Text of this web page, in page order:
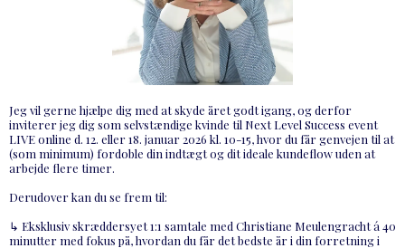
Jeg vil gerne hjælpe dig med at skyde året godt igang, og derfor
inviterer jeg dig som selvstændige kvinde til Next Level Success event
LIVE online d. 12. eller 18. januar 2026 kl. 10-15, hvor du får genvejen til at
(som minimum) fordoble din indtægt og dit ideale kundeflow uden at
arbejde flere timer.
Derudover kan du se frem til:
↳ Eksklusiv skræddersyet 1:1 samtale med Christiane Meulengracht á 40
minutter med fokus på, hvordan du får det bedste år i din forretning i